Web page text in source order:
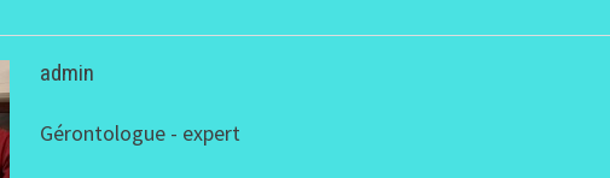
admin
Gérontologue - expert